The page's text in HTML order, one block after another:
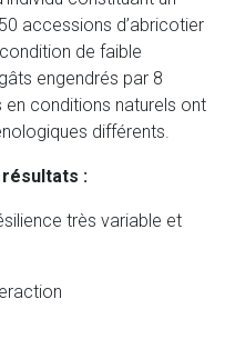
accessions d’abricotier
de faible
engendrés par 8
conditions naturels ont
différents.
:
très variable et